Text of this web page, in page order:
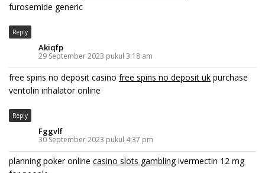
furosemide generic
Reply
Akiqfp
29 September 2023 pukul 3:18 am
free spins no deposit casino free spins no deposit uk purchase
ventolin inhalator online
Reply
Fggvlf
30 September 2023 pukul 4:37 pm
planning poker online casino slots gamblingivermectin 12 mg